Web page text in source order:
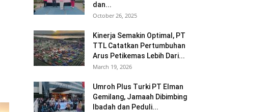
dan...
October 26, 2025
Kinerja Semakin Optimal, PT
TTL Catatkan Pertumbuhan
Arus Petikemas Lebih Dari...
March 19, 2026
Umroh Plus Turki PT Elman
Gemilang, Jamaah Dibimbing
Ibadah dan Peduli...